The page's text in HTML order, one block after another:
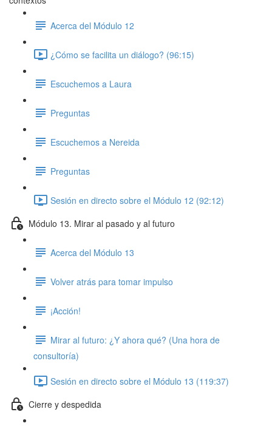
Acerca del Módulo 12
¿Cómo se facilita un diálogo? (96:15)
Escuchemos a Laura
Preguntas
Escuchemos a Nereida
Preguntas
Sesión en directo sobre el Módulo 12 (92:12)
Módulo 13. Mirar al pasado y al futuro
Acerca del Módulo 13
Volver atrás para tomar impulso
¡Acción!
Mirar al futuro: ¿Y ahora qué? (Una hora de
consultoría)
Sesión en directo sobre el Módulo 13 (119:37)
Cierre y despedida